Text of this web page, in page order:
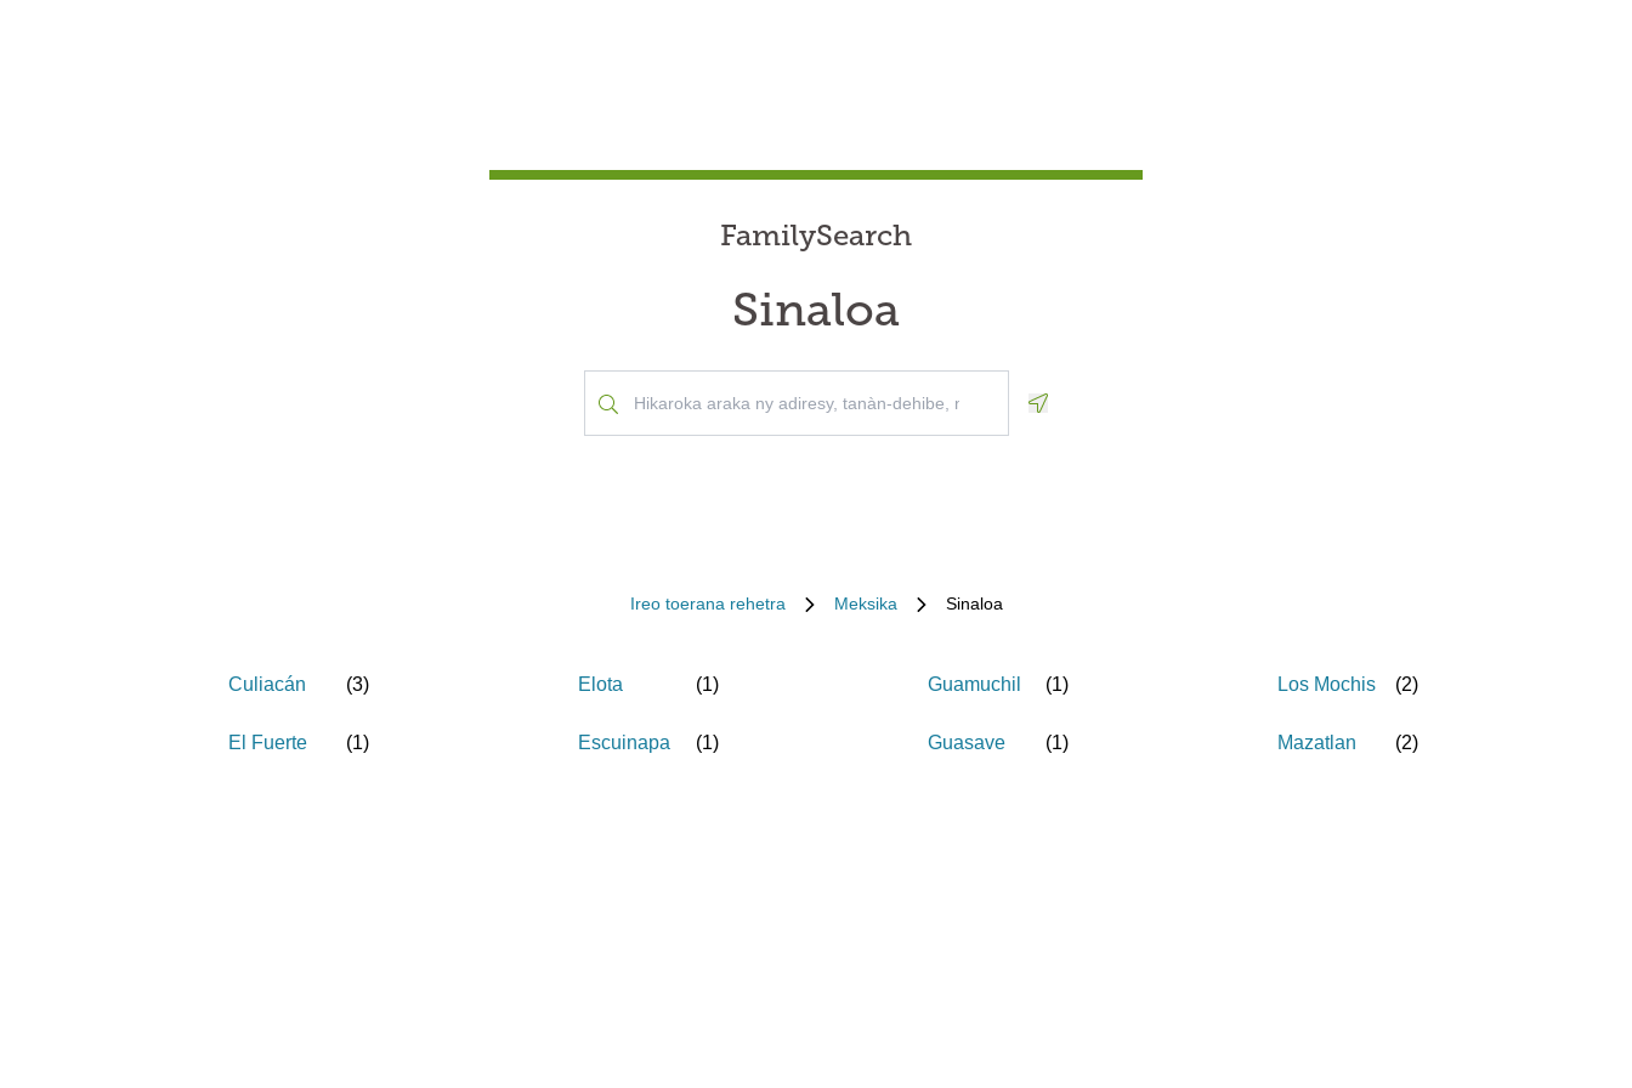
FamilySearch
Sinaloa
Ireo toerana rehetra Meksika Sinaloa
Culiacán (3)
El Fuerte (1)
Elota (1)
Escuinapa (1)
Guamuchil (1)
Guasave (1)
Los Mochis (2)
Mazatlan (2)